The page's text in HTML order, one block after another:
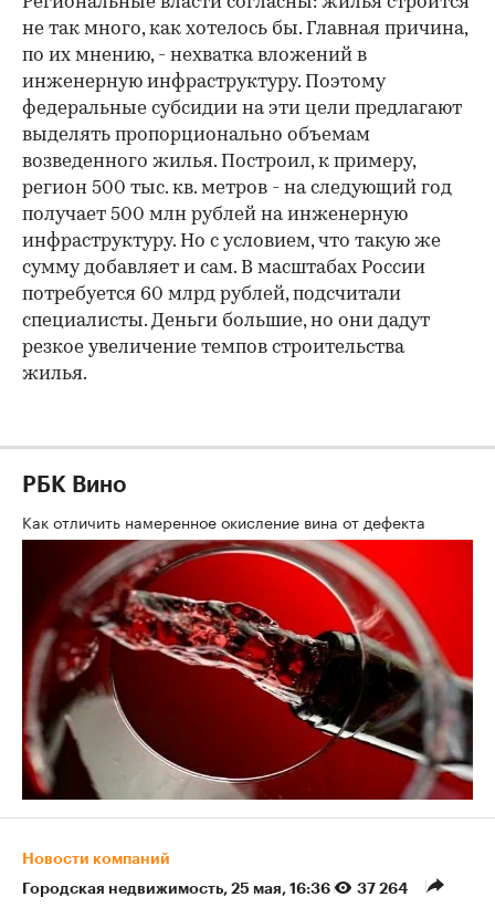
не так много, как хотелось бы. Главная причина,
по их мнению, - нехватка вложений в
инженерную инфраструктуру. Поэтому
федеральные субсидии на эти цели предлагают
выделять пропорционально объемам
возведенного жилья. Построил, к примеру,
регион 500 тыс. кв. метров - на следующий год
получает 500 млн рублей на инженерную
инфраструктуру. Но с условием, что такую же
сумму добавляет и сам. В масштабах России
потребуется 60 млрд рублей, подсчитали
специалисты. Деньги большие, но они дадут
резкое увеличение темпов строительства
жилья.
РБК Вино
Как отличить намеренное окисление вина от дефекта
Новости компаний
Городская недвижимость 25 мая, 16:36 37 264